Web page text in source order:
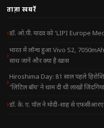
ताज़ा खबरें
डॉ. ओ.पी. यादव को ‘LIPI Europe
भारत में लॉन्च हुआ Vivo S2,
साथ जानें और क्या है खास
Hiroshima Day: 81 साल पहले
‘लिटिल बॉय’ ने थाम दी थी लाखों जिंदगियां
डॉ. के. ए. पॉल ने मोदी-शाह से